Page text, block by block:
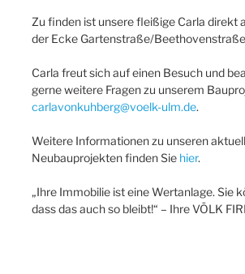
Zu finden ist unsere fleißige Carla direkt
der Ecke Gartenstraße/
Carla freut sich auf einen Besuch und
gerne weitere Fragen zu unserem
carlavonkuhberg@voelk-ulm.de.
Weitere Informationen zu unseren
Neubauprojekten finden Sie hier.
„Ihre Immobilie ist eine Wertanlage. Sie
dass das auch so bleibt!“ – Ihre VÖLK